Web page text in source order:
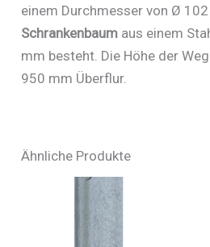
einem Durchmesser von Ø
Schrankenbaum aus einem
mm besteht. Die Höhe der
950 mm Überflur.
Ähnliche Produkte